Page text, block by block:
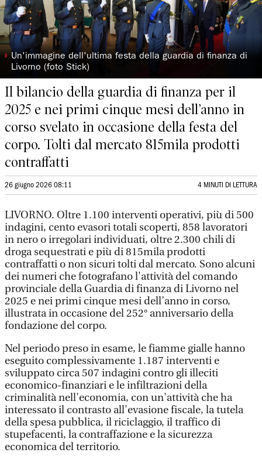
◗ Un'immagine dell'ultima festa della guardia di finanza di
Livorno (foto Stick)
Il bilancio della guardia di finanza per il
2025 e nei primi cinque mesi dell’anno in
corso svelato in occasione della festa del
corpo. Tolti dal mercato 815mila prodotti
contraffatti
26 giugno 2026 08:11 4 MINUTI DI LETTURA
LIVORNO. Oltre 1.100 interventi operativi, più di 500
indagini, cento evasori totali scoperti, 858 lavoratori
in nero o irregolari individuati, oltre 2.300 chili di
droga sequestrati e più di 815mila prodotti
contraffatti o non sicuri tolti dal mercato. Sono alcuni
dei numeri che fotografano l'attività del comando
provinciale della Guardia di finanza di Livorno nel
2025 e nei primi cinque mesi dell’anno in corso,
illustrata in occasione del 252° anniversario della
fondazione del corpo.
Nel periodo preso in esame, le fiamme gialle hanno
eseguito complessivamente 1.187 interventi e
sviluppato circa 507 indagini contro gli illeciti
economico-finanziari e le infiltrazioni della
criminalità nell'economia, con un'attività che ha
interessato il contrasto all'evasione fiscale, la tutela
della spesa pubblica, il riciclaggio, il traffico di
stupefacenti, la contraffazione e la sicurezza
economica del territorio.